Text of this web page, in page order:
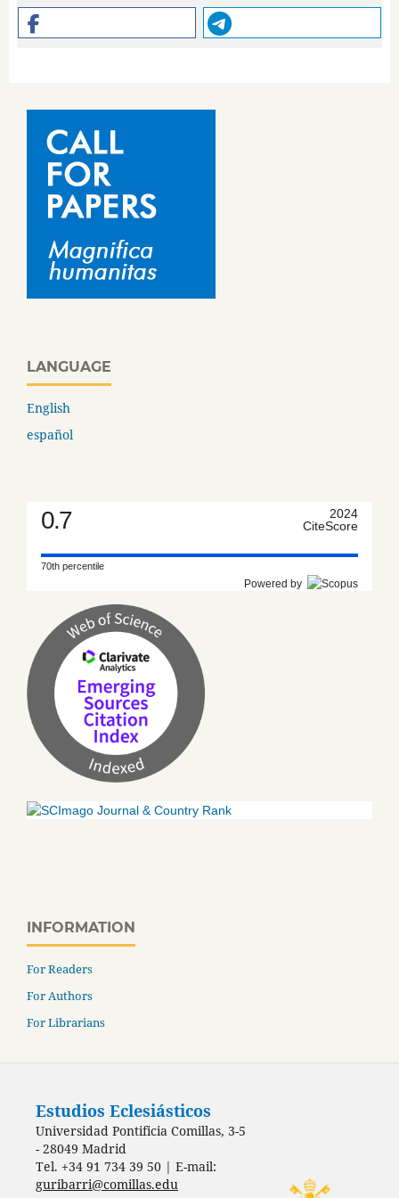
LANGUAGE
English
español
0.7
2024
CiteScore
70th percentile
Powered by
INFORMATION
For Readers
For Authors
For Librarians
Estudios Eclesiásticos
Universidad Pontificia Comillas, 3-5
- 28049 Madrid
Tel. +34 91 734 39 50 | E-mail:
guribarri@comillas.edu